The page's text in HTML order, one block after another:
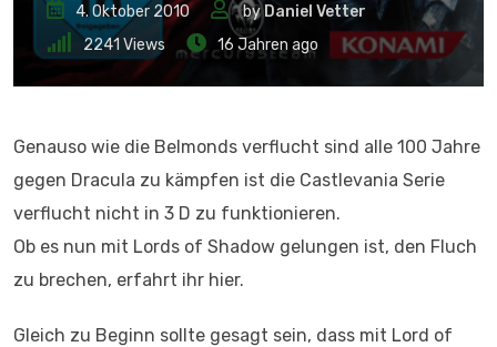
4. Oktober 2010 byDaniel Vetter
2241 Views 16 Jahren ago
Genauso wie die Belmonds verflucht sind alle 100 Jahre
gegen Dracula zu kämpfen ist die Castlevania Serie
verflucht nicht in 3 D zu funktionieren.
Ob es nun mit Lords of Shadow gelungen ist, den Fluch
zu brechen, erfahrt ihr hier.
Gleich zu Beginn sollte gesagt sein, dass mit Lord of